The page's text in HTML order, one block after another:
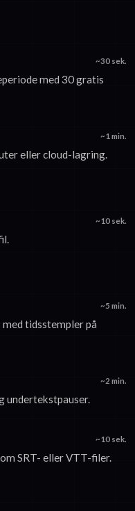
~30 sek.
med 30 gratis
~1 min.
eller cloud-lagring.
~10 sek.
~5 min.
tidsstempler på
~2 min.
undertekstpauser.
~10 sek.
SRT- eller VTT-filer.